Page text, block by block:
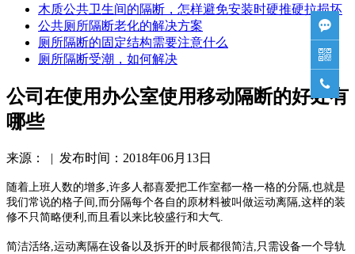
木质公共卫生间的隔断，怎样避免安装时硬推硬拉损坏
公共厕所隔断老化的解决方案
厕所隔断的固定结构需要注意什么
厕所隔断受潮，如何解决
公司在使用办公室使用移动隔断的好处有
哪些
来源： | 发布时间：2018年06月13日
随着上班人数的增多,许多人都喜爱把工作室都一格一格的分隔,也就是
我们常说的格子间,而分隔每个各自的原材料被叫做运动离隔,这样的装
修不只简略便利,而且看以来比较盛行和大气.
简洁活络,运动离隔在设备以及拆开的时辰都很简洁,只需设备一个导轨


